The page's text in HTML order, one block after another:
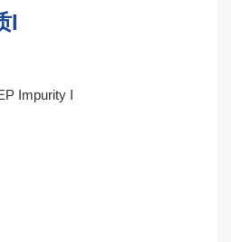
I
Impurity I